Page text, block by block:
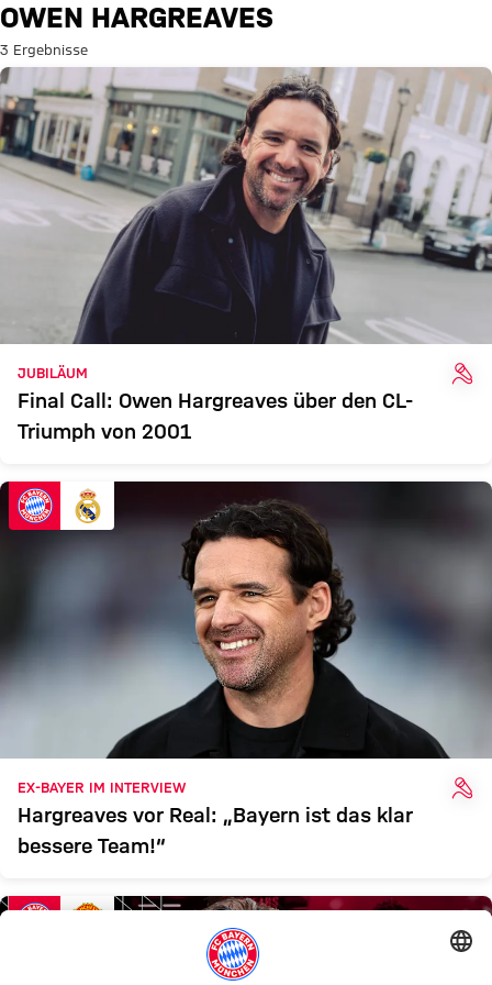
Suche: Owen Hargreaves
OWEN HARGREAVES
3 Ergebnisse
JUBILÄUM
Final Call: Owen Hargreaves über den CL-
Triumph von 2001
EX-BAYER IM INTERVIEW
Hargreaves vor Real: „Bayern ist das klar
bessere Team!“